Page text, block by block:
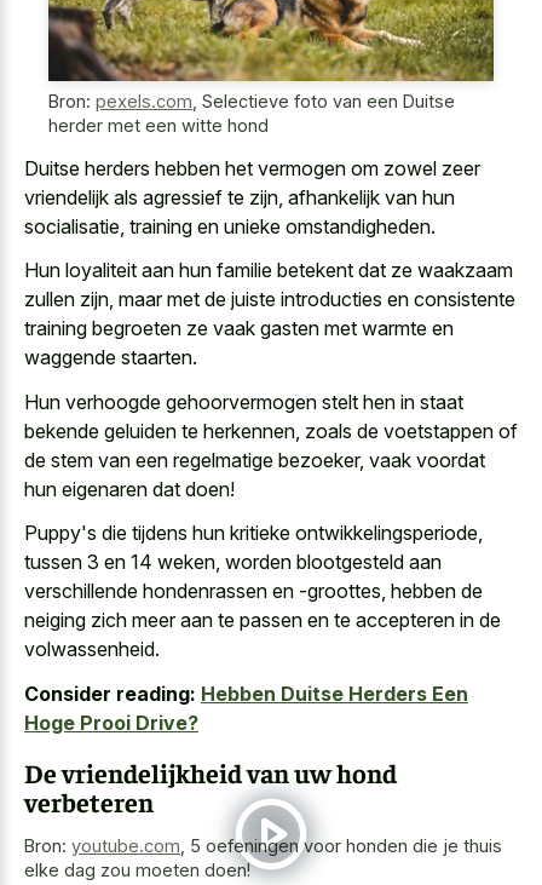
Bron: pexels.com, Selectieve foto van een Duitse
herder met een witte hond
Duitse herders hebben het vermogen om zowel zeer
vriendelijk als agressief te zijn, afhankelijk van hun
socialisatie, training en unieke omstandigheden.
Hun loyaliteit aan hun familie betekent dat ze waakzaam
zullen zijn, maar met de juiste introducties en consistente
training begroeten ze vaak gasten met warmte en
waggende staarten.
Hun verhoogde gehoorvermogen stelt hen in staat
bekende geluiden te herkennen, zoals de voetstappen of
de stem van een regelmatige bezoeker, vaak voordat
hun eigenaren dat doen!
Puppy's die tijdens hun kritieke ontwikkelingsperiode,
tussen 3 en 14 weken, worden blootgesteld aan
verschillende hondenrassen en -groottes, hebben de
neiging zich meer aan te passen en te accepteren in de
volwassenheid.
Consider reading: Hebben Duitse Herders Een
Hoge Prooi Drive?
De vriendelijkheid van uw hond
verbeteren
Bron: youtube.com, 5 oefeningen voor honden die je thuis
elke dag zou moeten doen!